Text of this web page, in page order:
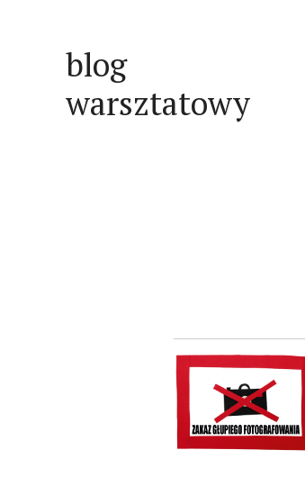
blog
warsztatowy